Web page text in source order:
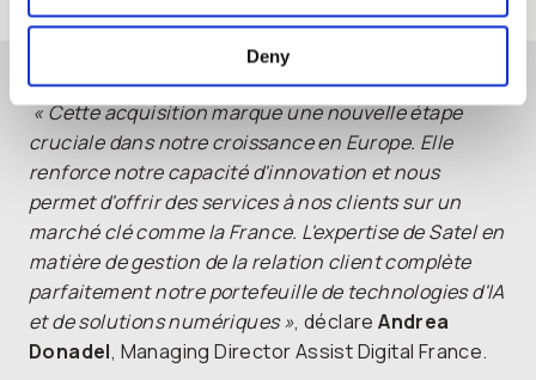
Deny
« Cette acquisition marque une nouvelle étape
cruciale dans notre croissance en Europe. Elle
renforce notre capacité d'innovation et nous
permet d'offrir des services à nos clients sur un
marché clé comme la France. L'expertise de Satel en
matière de gestion de la relation client complète
parfaitement notre portefeuille de technologies d'IA
et de solutions numériques », déclareAndrea
Donadel, Managing Director Assist Digital France.